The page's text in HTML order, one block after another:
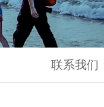
联系我们